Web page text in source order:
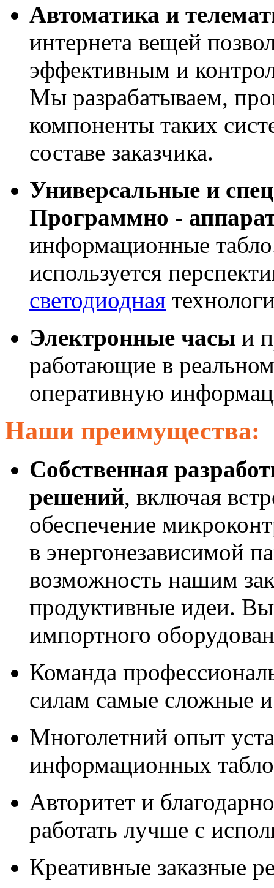
Автоматика и
интернета вещей
эффективным и
Мы разрабатываем,
компоненты таких
составе заказчика.
Универсальные и
Программно -
информационные
используется
светодиодная
Электронные часы и
работающие в
оперативную
Наши преимущества:
Собственная
решений, включая
обеспечение
в энергонезависимой
возможность нашим
продуктивные идеи.
импортного
Команда
силам самые сложные
Многолетний опыт
информационных
Авторитет и
работать лучше с
Креативные заказные